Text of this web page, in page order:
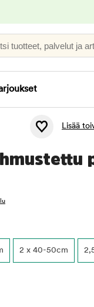
tuotteet, palvelut ja
Lisää
2 x 40-50cm